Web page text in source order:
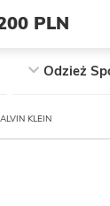
PLN
Odzież
KLEIN